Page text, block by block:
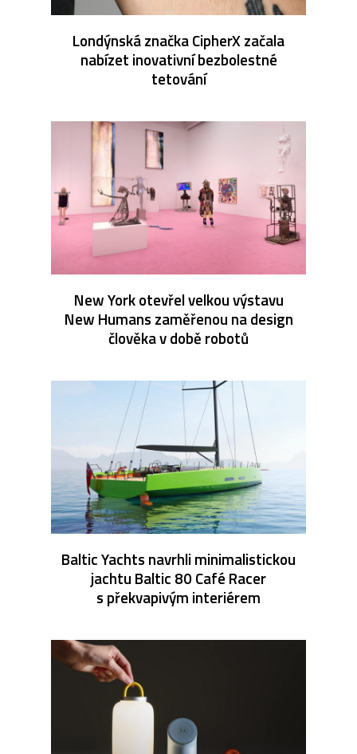
Londýnská značka CipherX začala
nabízet inovativní bezbolestné
tetování
New York otevřel velkou výstavu
New Humans zaměřenou na design
člověka v době robotů
Baltic Yachts navrhli minimalistickou
jachtu Baltic 80 Café Racer
s překvapivým interiérem